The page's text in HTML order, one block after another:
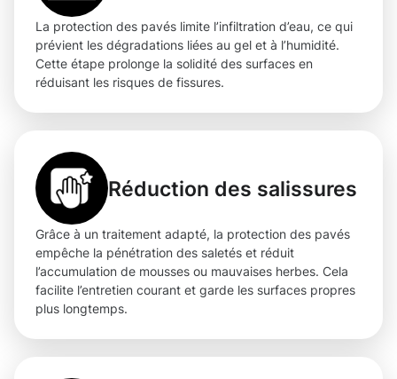
La protection des pavés limite l’infiltration d’eau, ce qui
prévient les dégradations liées au gel et à l’humidité.
Cette étape prolonge la solidité des surfaces en
réduisant les risques de fissures.
Réduction des salissures
Grâce à un traitement adapté, la protection des pavés
empêche la pénétration des saletés et réduit
l’accumulation de mousses ou mauvaises herbes. Cela
facilite l’entretien courant et garde les surfaces propres
plus longtemps.